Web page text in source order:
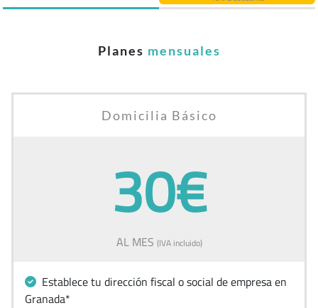
Planes mensuales
Domicilia Básico
30€
AL MES (IVA incluido)
Establece tu dirección fiscal o social de empresa en
Granada*